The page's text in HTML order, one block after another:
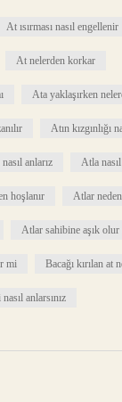
At ısırması nasıl engellenir
At nelerden korkar
Ata yaklaşırken
Atın kızgınlığı
anlarız Atla
hoşlanır Atlar
Atlar sahibine aşık olur
mi Bacağı kırılan at
anlarsınız